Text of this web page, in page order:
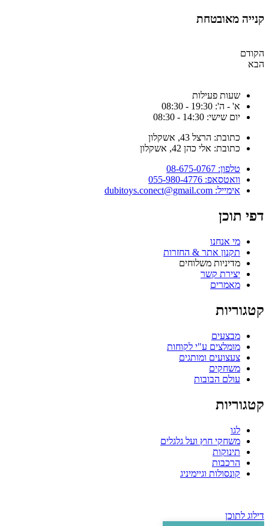
קנייה מאובטחת
הקודם
הבא
שעות פעילות
א' - ה': 19:30 - 08:30
יום שישי: 14:30 - 08:30
כתובת: הרצל 43, אשקלון
כתובת: אלי כהן 42, אשקלון
טלפון: 08-675-0767
וואטסאפ: 055-980-4776
אימייל: dubitoys.conect@gmail.com
דפי תוכן
מי אנחנו
תקנון אתר & החזרות
מדיניות משלוחים
יצירת קשר
מאמרים
קטגוריות
מבצעים
מומלצים ע"י לקוחות
צעצועים ומותגים
משחקים
עולם הבובות
קטגוריות
לגו
משחקי חוץ ועל גלגלים
תינוקות
הרכבות
קונסולות וגיימיניג
דילוג לתוכן